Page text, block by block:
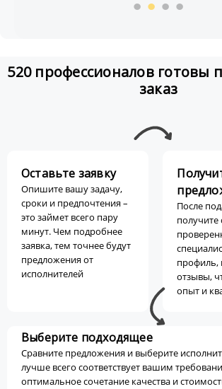
520 профессионалов готовы
заказ
Оставьте заявку
Опишите вашу задачу,
сроки и предпочтения –
это займет всего пару
минут. Чем подробнее
заявка, тем точнее будут
предложения от
исполнителей
После
получите
профиль,
отзывы,
опыт и
Выберите подходящее
Сравните предложения и выберите
лучше всего соответствует вашим
оптимальное сочетание качества и